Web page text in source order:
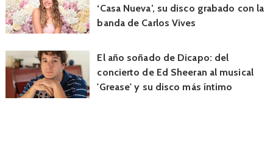
‘Casa Nueva’, su disco grabado con la
banda de Carlos Vives
El año soñado de Dicapo: del
concierto de Ed Sheeran al musical
'Grease' y su disco más íntimo